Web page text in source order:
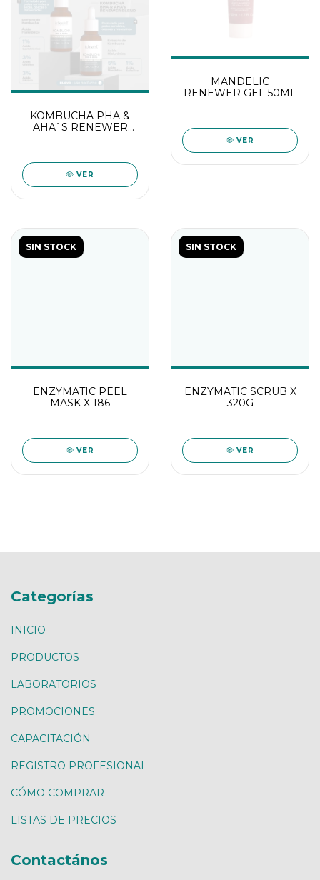
KOMBUCHA PHA &
AHA`S RENEWER
VER
MANDELIC
RENEWER GEL 50ML
VER
SIN STOCK
ENZYMATIC PEEL
MASK X 186
VER
SIN STOCK
ENZYMATIC SCRUB X
320G
VER
Categorías
INICIO
PRODUCTOS
LABORATORIOS
PROMOCIONES
CAPACITACIÓN
REGISTRO PROFESIONAL
CÓMO COMPRAR
LISTAS DE PRECIOS
Contactános